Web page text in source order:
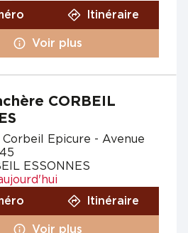
Itinéraire
Voir plus
CORBEIL
Corbeil Epicure - Avenue
ESSONNES
Itinéraire
Voir plus